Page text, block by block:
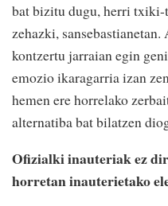
bat bizitu dugu, herri
zehazki,
kontzertu jarraian egin
emozio ikaragarria izan
hemen ere horrelako
alternatiba bat bilatzen
Ofizialki inauteriak ez
horretan inauterietako